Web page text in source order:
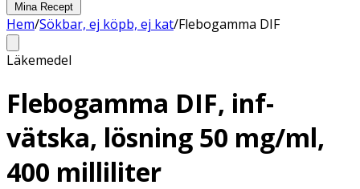
Mina Recept
Hem/Sökbar, ej köpb, ej kat/Flebogamma DIF
Läkemedel
Flebogamma DIF, inf-
vätska, lösning 50 mg/ml,
400 milliliter